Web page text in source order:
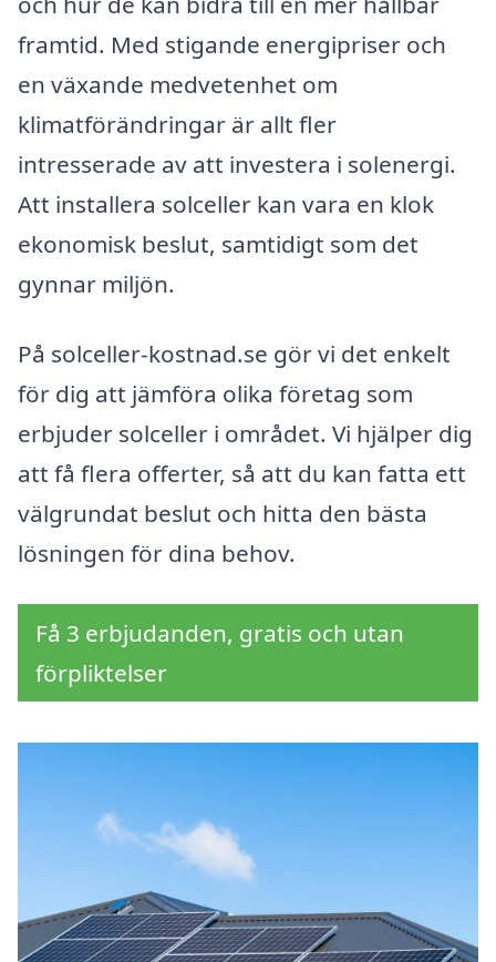
framtid. Med stigande energipriser och
en växande medvetenhet om
klimatförändringar är allt fler
intresserade av att investera i solenergi.
Att installera solceller kan vara en klok
ekonomisk beslut, samtidigt som det
gynnar miljön.
På solceller-kostnad.se gör vi det enkelt
för dig att jämföra olika företag som
erbjuder solceller i området. Vi hjälper dig
att få flera offerter, så att du kan fatta ett
välgrundat beslut och hitta den bästa
lösningen för dina behov.
Få 3 erbjudanden, gratis och utan
förpliktelser